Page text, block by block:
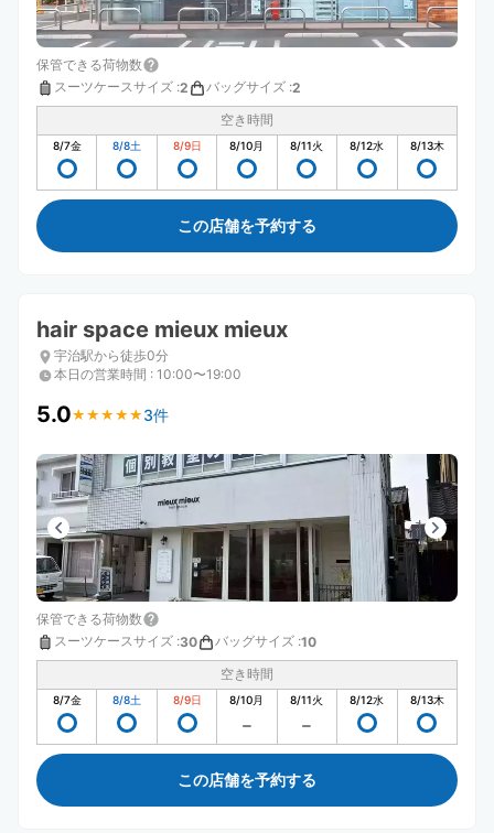
保管できる荷物数
スーツケースサイズ :2 バッグサイズ :2
空き時間
8/7金 8/8土 8/9日 8/10月 8/11火 8/12水 8/13木
この店舗を予約する
hair space mieux mieux
宇治駅から徒歩0分
本日の営業時間 : 10:00〜19:00
5.0★ ★ ★ ★ ★
★ ★ ★ ★ ★ 3件
保管できる荷物数
スーツケースサイズ :30 バッグサイズ :10
空き時間
8/7金 8/8土 8/9日 8/10月 8/11火 8/12水 8/13木
この店舗を予約する